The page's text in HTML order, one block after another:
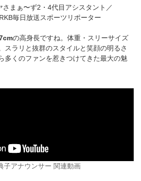
さまぁ〜ず2・4代目アシスタント／
毎日放送スポーツリポーター
の高身長ですね。体重・スリーサイズ
スラリと抜群のスタイルと笑顔の明るさ
多くのファンを惹きつけてきた最大の魅
子アナウンサー 関連動画